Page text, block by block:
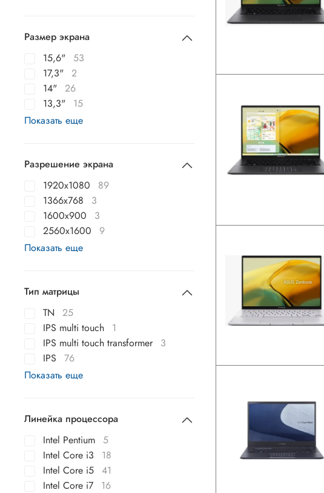
Размер экрана
15,6"
53
17,3" 2
14" 26
13,3"
15
Показать еще
Разрешение экрана
1920x1080
89
1366x768
3
1600x900
3
2560x1600
9
Показать еще
Тип матрицы
TN 25
IPS multi touch
1
IPS multi touch transformer 3
IPS
76
Показать еще
Линейка процессора
Intel Pentium
5
Intel Core i3
18
Intel Core i5 41
Intel Core i7
16